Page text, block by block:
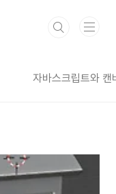
자바스크립트와 캔